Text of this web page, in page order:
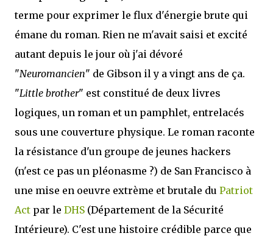
terme pour exprimer le flux d'énergie brute qui
émane du roman. Rien ne m'avait saisi et excité
autant depuis le jour où j'ai dévoré
"Neuromancien" de Gibson il y a vingt ans de ça.
"Little brother" est constitué de deux livres
logiques, un roman et un pamphlet, entrelacés
sous une couverture physique. Le roman raconte
la résistance d'un groupe de jeunes hackers
(n'est ce pas un pléonasme ?) de San Francisco à
une mise en oeuvre extrème et brutale du Patriot
Act par le DHS (Département de la Sécurité
Intérieure). C'est une histoire crédible parce que